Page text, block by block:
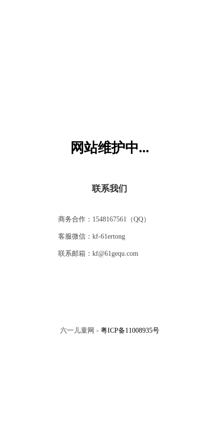
网站维护中...
联系我们
商务合作：1548167561（QQ）
客服微信：kf-61ertong
联系邮箱：kf@61gequ.com
六一儿童网 - 粤ICP备11008935号